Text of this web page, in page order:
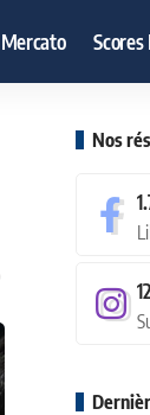
Mercato
Nos